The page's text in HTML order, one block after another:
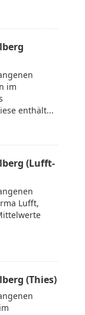
im
enthält...
(Lufft-
Lufft,
(Thies)